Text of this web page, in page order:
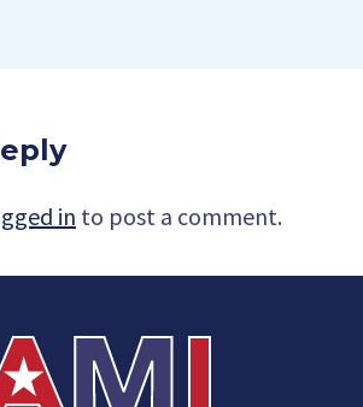
in to post a comment.